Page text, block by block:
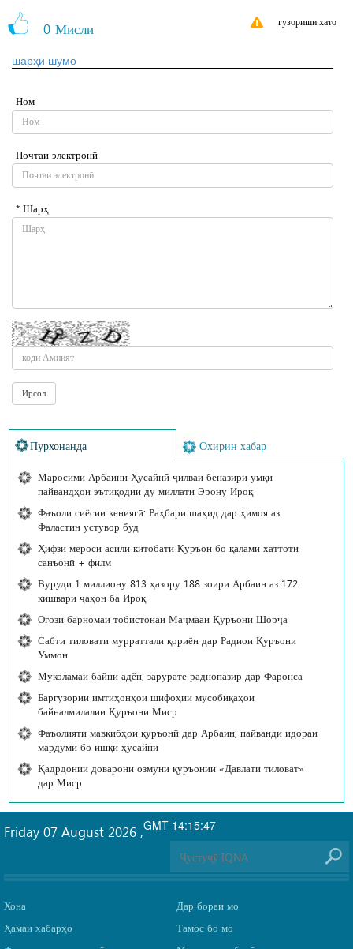
0 Мисли гузориши хато
шарҳи шумо
Ном
Почтаи электронӣ
* Шарҳ
Пурхонанда Охирин хабар
Маросими Арбаини Ҳусайнӣ ҷилваи беназири умқи
пайвандҳои эътиқодии ду миллати Эрону Ироқ
Фаъоли сиёсии кениягӣ: Раҳбари шаҳид дар ҳимоя аз
Фаластин устувор буд
Ҳифзи мероси асили китобати Қуръон бо қалами хаттоти
санъонӣ + филм
Вуруди 1 миллиону 813 ҳазору 188 зоири Арбаин аз 172
кишвари ҷаҳон ба Ироқ
Оғози барномаи тобистонаи Маҷмааи Қуръони Шорҷа
Сабти тиловати мурраттали қориён дар Радиои Қуръони
Уммон
Муколамаи байни адён; зарурате раднопазир дар Фаронса
Баргузории имтиҳонҳои шифоҳии мусобиқаҳои
байналмилалии Қуръони Миср
Фаъолияти мавкибҳои қуръонӣ дар Арбаин; пайванди идораи
мардумӣ бо ишқи ҳусайнӣ
Қадрдонии доварони озмуни қуръонии «Давлати тиловат»
дар Миср
GMT-14:15:47
Friday 07 August 2026 ,
Хона
Ҳамаи хабарҳо
Дар бораи мо
Тамос бо мо